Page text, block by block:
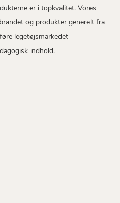
er i topkvalitet. Vores
og produkter generelt fra
legetøjsmarkedet
indhold.